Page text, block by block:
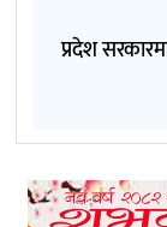
प्रदेश